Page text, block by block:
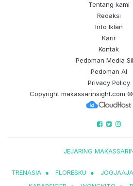
Tentang kami
Redaksi
Info Iklan
Karir
Kontak
Pedoman Media
Pedoman AI
Privacy Policy
Copyright makassarinsight.com ©
JEJARING
TRENASIA ● FLORESKU ● JOGJAAJA